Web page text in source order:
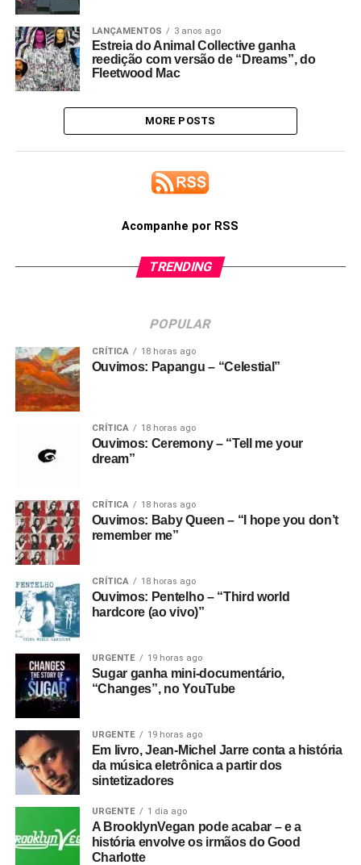
LANÇAMENTOS 3 anos ago
Estreia do Animal Collective ganha
reedição com versão de “Dreams”, do
Fleetwood Mac
MORE POSTS
Acompanhe por RSS
TRENDING
POPULAR
CRÍTICA 18 horas ago
Ouvimos: Papangu – “Celestial”
CRÍTICA 18 horas ago
Ouvimos: Ceremony – “Tell me your
dream”
CRÍTICA 18 horas ago
Ouvimos: Baby Queen – “I hope you don’t
remember me”
CRÍTICA 18 horas ago
Ouvimos: Pentelho – “Third world
hardcore (ao vivo)”
URGENTE 19 horas ago
Sugar ganha mini-documentário,
“Changes”, no YouTube
URGENTE 19 horas ago
Em livro, Jean-Michel Jarre conta a história
da música eletrônica a partir dos
sintetizadores
URGENTE 1 dia ago
A BrooklynVegan pode acabar – e a
história envolve os irmãos do Good
Charlotte